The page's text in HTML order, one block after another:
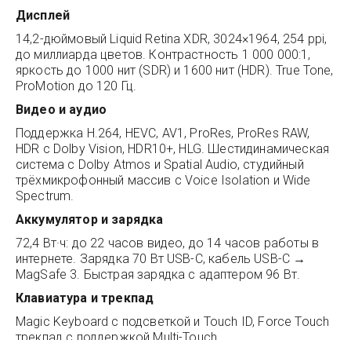
Дисплей
14,2-дюймовый Liquid Retina XDR, 3024×1964, 254 ppi,
до миллиарда цветов. Контрастность 1 000 000:1,
яркость до 1000 нит (SDR) и 1600 нит (HDR). True Tone,
ProMotion до 120 Гц.
Видео и аудио
Поддержка H.264, HEVC, AV1, ProRes, ProRes RAW,
HDR с Dolby Vision, HDR10+, HLG. Шестидинамическая
система с Dolby Atmos и Spatial Audio, студийный
трёхмикрофонный массив с Voice Isolation и Wide
Spectrum.
Аккумулятор и зарядка
72,4 Вт·ч: до 22 часов видео, до 14 часов работы в
интернете. Зарядка 70 Вт USB-C, кабель USB-C →
MagSafe 3. Быстрая зарядка с адаптером 96 Вт.
Клавиатура и трекпад
Magic Keyboard с подсветкой и Touch ID, Force Touch